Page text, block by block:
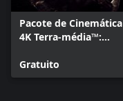
Pacote de Cinemática
4K Terra-média™:
Gratuito